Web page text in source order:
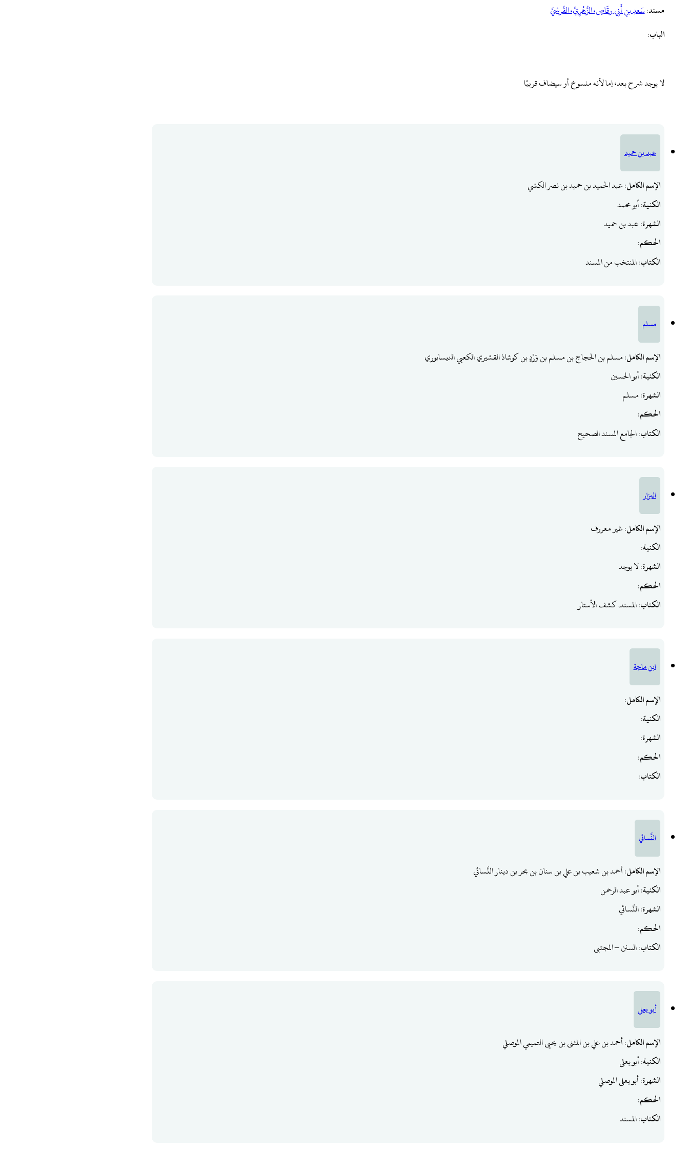
مسند:‌سَعدِ ‌بنِ ‌أَبِي ‌وقّاصٍ، ‌الزُّهْرِيِّ، القُرشيِّ
الباب:
لا يوجد شرح بعد، إما لأنه منسوخ أو سيضاف قريبًا
عبد بن حميد
الإسم الكامل: عبد الحميد بن حميد بن نصر الكشي
الكنية: أبو محمد
الشهرة: عبد بن حميد
الحكم:
الكتاب: المنتخب من المسند
مسلم
الإسم الكامل: مسلم بن الحجاج بن مسلم بن وَرْدٍ بن كوشاذ القشيري الكعبي النيسابوري
الكنية: أبو الحسين
الشهرة: مسلم
الحكم:
الكتاب: الجامع المسند الصحيح
البزار
الإسم الكامل: غير معروف
الكنية:
الشهرة: لا يوجد
الحكم:
الكتاب: المسند, كشف الأستار
ابن ماجة
الإسم الكامل:
الكنية:
الشهرة:
الحكم:
الكتاب:
النَّسائي
الإسم الكامل: أحمد بن شعيب بن علي بن سنان بن بحر بن دينار النَّسائي
الكنية: أبو عبد الرحمن
الشهرة: النَّسائي
الحكم:
الكتاب: السنن – المجتبى
أبو يعلى
الإسم الكامل: أحمد بن علي بن المثنى بن يحيى التميمي الموصلي
الكنية: أبو يعلى
الشهرة: أبو يعلى الموصلي
الحكم:
الكتاب: المسند